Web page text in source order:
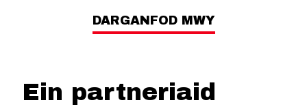
DARGANFOD MWY
Ein partneriaid